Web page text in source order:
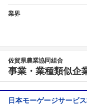
業界
佐賀県農業協同組合
事業・業種類似企
日本モーゲージサービ